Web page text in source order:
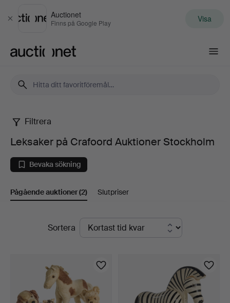
Stäng
Auctionet
Finns på Google Play Visa
Leksaker
på
Crafoord
Auktioner
Stockholm
Filtrera
Leksaker på Crafoord Auktioner Stockholm
Bevaka sökning
Pågående auktioner(2) Slutpriser
PågåendeSortera